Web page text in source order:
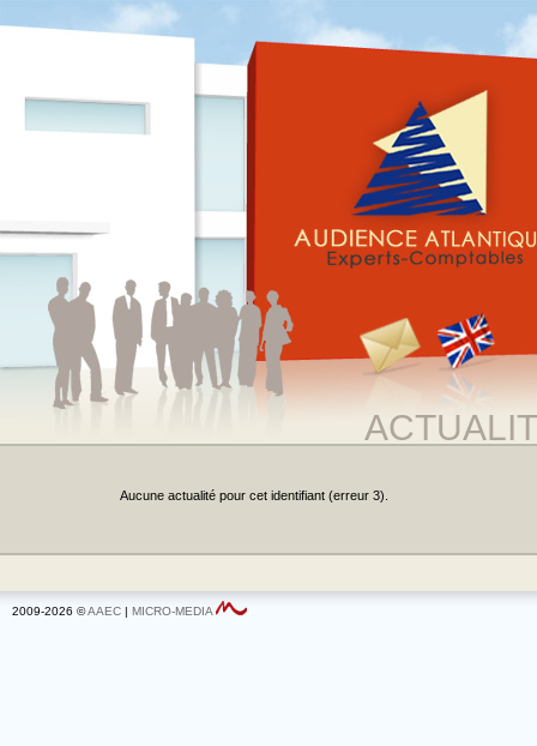
Aucune actualité pour cet identifiant (erreur 3).
2009-2026 ©AAEC | MICRO-MEDIA